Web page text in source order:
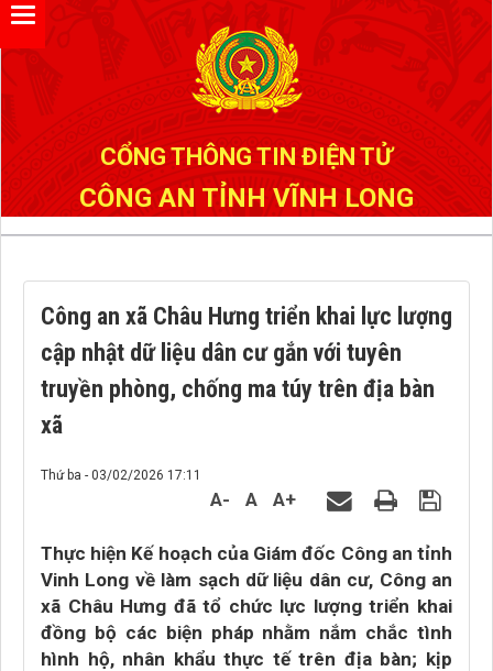
CỔNG THÔNG TIN ĐIỆN TỬ
CÔNG AN TỈNH VĨNH LONG
Công an xã Châu Hưng triển khai lực lượng
cập nhật dữ liệu dân cư gắn với tuyên
truyền phòng, chống ma túy trên địa bàn
xã
Thứ ba - 03/02/2026 17:11
A- A A+
Thực hiện Kế hoạch của Giám đốc Công an tỉnh
Vinh Long về làm sạch dữ liệu dân cư, Công an
xã Châu Hưng đã tổ chức lực lượng triển khai
đồng bộ các biện pháp nhằm nắm chắc tình
hình hộ, nhân khẩu thực tế trên địa bàn; kịp